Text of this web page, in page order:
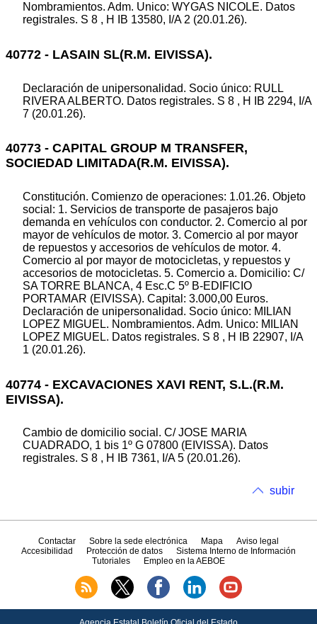
Nombramientos. Adm. Unico: WYGAS NICOLE. Datos
registrales. S 8 , H IB 13580, I/A 2 (20.01.26).
40772 - LASAIN SL(R.M. EIVISSA).
Declaración de unipersonalidad. Socio único: RULL
RIVERA ALBERTO. Datos registrales. S 8 , H IB 2294, I/A
7 (20.01.26).
40773 - CAPITAL GROUP M TRANSFER,
SOCIEDAD LIMITADA(R.M. EIVISSA).
Constitución. Comienzo de operaciones: 1.01.26. Objeto
social: 1. Servicios de transporte de pasajeros bajo
demanda en vehículos con conductor. 2. Comercio al por
mayor de vehículos de motor. 3. Comercio al por mayor
de repuestos y accesorios de vehículos de motor. 4.
Comercio al por mayor de motocicletas, y repuestos y
accesorios de motocicletas. 5. Comercio a. Domicilio: C/
SA TORRE BLANCA, 4 Esc.C 5º B-EDIFICIO
PORTAMAR (EIVISSA). Capital: 3.000,00 Euros.
Declaración de unipersonalidad. Socio único: MILIAN
LOPEZ MIGUEL. Nombramientos. Adm. Unico: MILIAN
LOPEZ MIGUEL. Datos registrales. S 8 , H IB 22907, I/A
1 (20.01.26).
40774 - EXCAVACIONES XAVI RENT, S.L.(R.M.
EIVISSA).
Cambio de domicilio social. C/ JOSE MARIA
CUADRADO, 1 bis 1º G 07800 (EIVISSA). Datos
registrales. S 8 , H IB 7361, I/A 5 (20.01.26).
subir
Contactar Sobre la sede electrónica Mapa
Aviso legal
Accesibilidad
Protección de datos
Sistema Interno de Información
Tutoriales
Empleo en la AEBOE